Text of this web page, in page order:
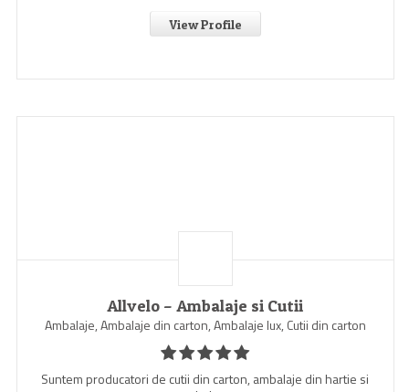
View Profile
Allvelo – Ambalaje si Cutii
Ambalaje, Ambalaje din carton, Ambalaje lux, Cutii din carton
Suntem producatori de cutii din carton, ambalaje din hartie si